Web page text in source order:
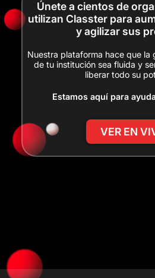
Únete a cientos de
utilizan Classter para
y agilizar sus
Nuestra plataforma hace que la
de tu institución sea fluida y
liberar todo su
Estamos aquí para
VER EN